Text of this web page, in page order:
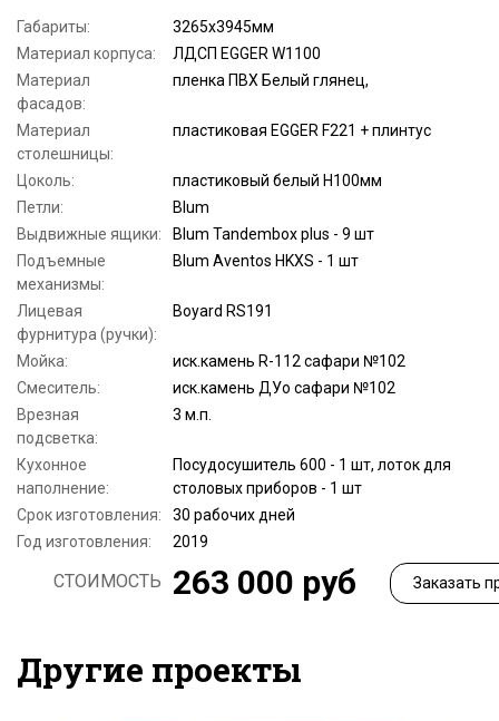
Габариты:
3265х3945мм
Материал корпуса:
ЛДСП EGGER W1100
Материал
фасадов:
пленка ПВХ Белый глянец,
Материал
столешницы:
пластиковая EGGER F221 + плинтус
Цоколь:
пластиковый белый Н100мм
Петли:
Blum
Выдвижные ящики:
Blum Tandembox plus - 9 шт
Подъемные
механизмы:
Blum Aventos HKXS - 1 шт
Лицевая
фурнитура (ручки):
Boyard RS191
Мойка:
иск.камень R-112 сафари №102
Смеситель:
иск.камень ДУо сафари №102
Врезная
подсветка:
3 м.п.
Кухонное
наполнение:
Посудосушитель 600 - 1 шт, лоток для
столовых приборов - 1 шт
Срок изготовления:
30 рабочих дней
Год изготовления:
2019
СТОИМОСТЬ 263 000 руб Заказать
Другие проекты